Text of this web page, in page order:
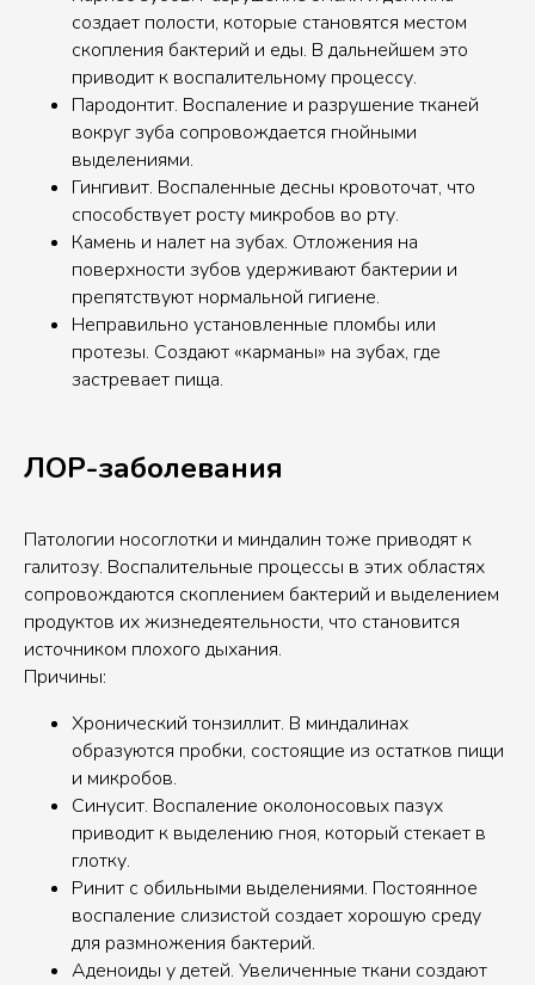
создает полости, которые становятся местом
скопления бактерий и еды. В дальнейшем это
приводит к воспалительному процессу.
Пародонтит. Воспаление и разрушение тканей
вокруг зуба сопровождается гнойными
выделениями.
Гингивит. Воспаленные десны кровоточат, что
способствует росту микробов во рту.
Камень и налет на зубах. Отложения на
поверхности зубов удерживают бактерии и
препятствуют нормальной гигиене.
Неправильно установленные пломбы или
протезы. Создают «карманы» на зубах, где
застревает пища.
ЛОР-заболевания
Патологии носоглотки и миндалин тоже приводят к
галитозу. Воспалительные процессы в этих областях
сопровождаются скоплением бактерий и выделением
продуктов их жизнедеятельности, что становится
источником плохого дыхания.
Причины:
Хронический тонзиллит. В миндалинах
образуются пробки, состоящие из остатков пищи
и микробов.
Синусит. Воспаление околоносовых пазух
приводит к выделению гноя, который стекает в
глотку.
Ринит с обильными выделениями. Постоянное
воспаление слизистой создает хорошую среду
для размножения бактерий.
Аденоиды у детей. Увеличенные ткани создают